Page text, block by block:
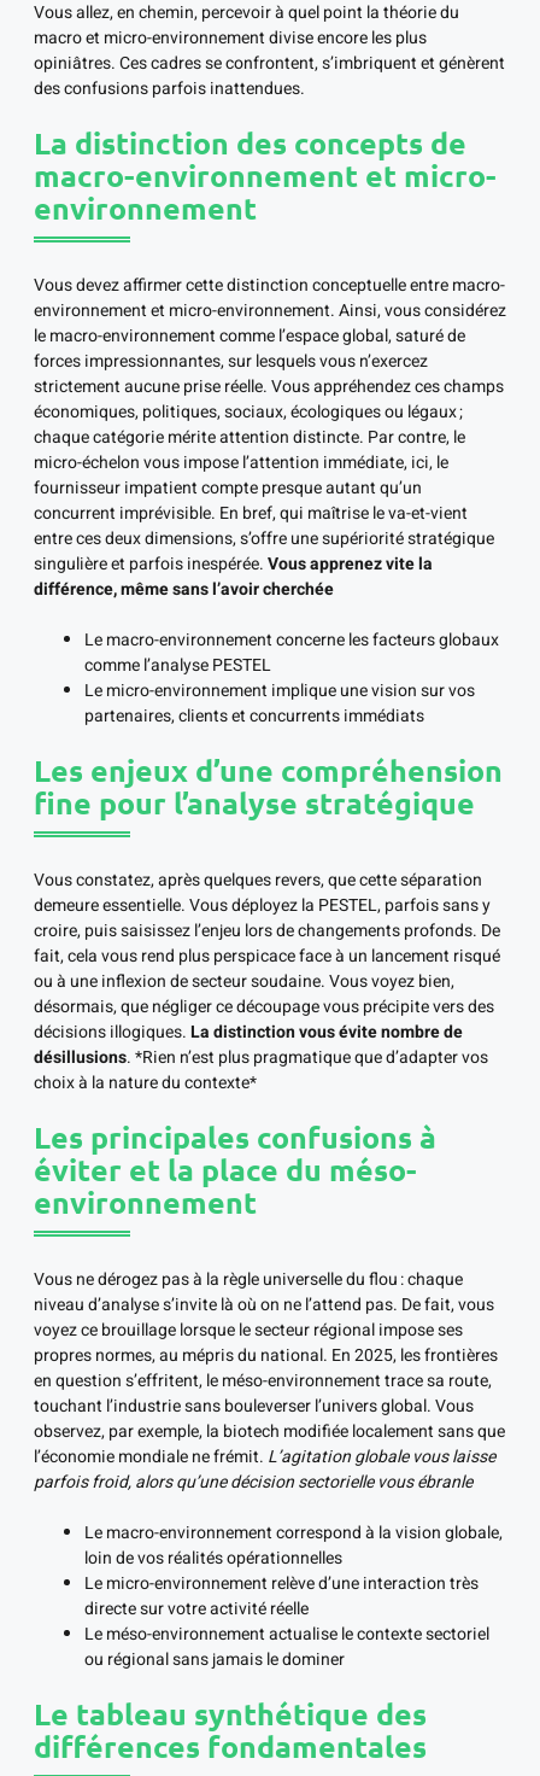
Vous allez, en chemin, percevoir à quel point la théorie du
macro et micro-environnement divise encore les plus
opiniâtres. Ces cadres se confrontent, s’imbriquent et génèrent
des confusions parfois inattendues.
La distinction des concepts de
macro-environnement et micro-
environnement
Vous devez affirmer cette distinction conceptuelle entre macro-
environnement et micro-environnement. Ainsi, vous considérez
le macro-environnement comme l’espace global, saturé de
forces impressionnantes, sur lesquels vous n’exercez
strictement aucune prise réelle. Vous appréhendez ces champs
économiques, politiques, sociaux, écologiques ou légaux ;
chaque catégorie mérite attention distincte. Par contre, le
micro-échelon vous impose l’attention immédiate, ici, le
fournisseur impatient compte presque autant qu’un
concurrent imprévisible. En bref, qui maîtrise le va-et-vient
entre ces deux dimensions, s’offre une supériorité stratégique
singulière et parfois inespérée.Vous apprenez vite la
différence, même sans l’avoir cherchée
Le macro-environnement concerne les facteurs globaux
comme l’analyse PESTEL
Le micro-environnement implique une vision sur vos
partenaires, clients et concurrents immédiats
Les enjeux d’une compréhension
fine pour l’analyse stratégique
Vous constatez, après quelques revers, que cette séparation
demeure essentielle. Vous déployez la PESTEL, parfois sans y
croire, puis saisissez l’enjeu lors de changements profonds. De
fait, cela vous rend plus perspicace face à un lancement risqué
ou à une inflexion de secteur soudaine. Vous voyez bien,
désormais, que négliger ce découpage vous précipite vers des
décisions illogiques.La distinction vous évite nombre de
désillusions. *Rien n’est plus pragmatique que d’adapter vos
choix à la nature du contexte*
Les principales confusions à
éviter et la place du méso-
environnement
Vous ne dérogez pas à la règle universelle du flou : chaque
niveau d’analyse s’invite là où on ne l’attend pas. De fait, vous
voyez ce brouillage lorsque le secteur régional impose ses
propres normes, au mépris du national. En 2025, les frontières
en question s’effritent, le méso-environnement trace sa route,
touchant l’industrie sans bouleverser l’univers global. Vous
observez, par exemple, la biotech modifiée localement sans que
l’économie mondiale ne frémit. L’agitation globale vous laisse
parfois froid, alors qu’une décision sectorielle vous ébranle
Le macro-environnement correspond à la vision globale,
loin de vos réalités opérationnelles
Le micro-environnement relève d’une interaction très
directe sur votre activité réelle
Le méso-environnement actualise le contexte sectoriel
ou régional sans jamais le dominer
Le tableau synthétique des
différences fondamentales